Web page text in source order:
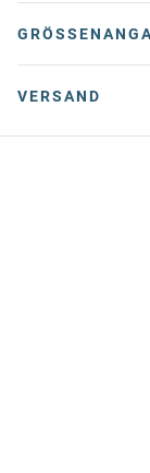
VERSAND